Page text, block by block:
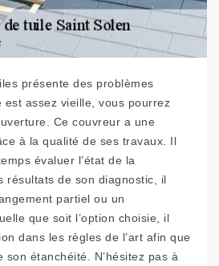
présente des problèmes
est assez vieille, vous pourrez
Ce couvreur a une
à la qualité de ses travaux. Il
évaluer l’état de la
résultats de son diagnostic, il
partiel ou un
que soit l’option choisie, il
dans les règles de l’art afin que
étanchéité. N’hésitez pas à